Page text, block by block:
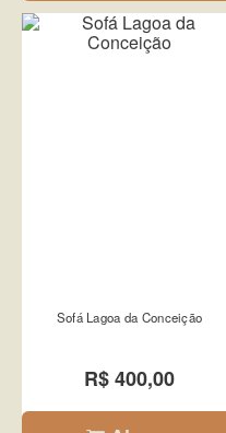
Sofá Lagoa da Conceição
R$ 400,00